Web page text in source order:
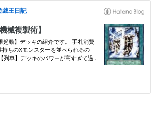
戯王日記
複製術】
動】デッキの紹介です。 手札消費
ちのXモンスターを並べられるの
列車】デッキのパワーが高すぎて過